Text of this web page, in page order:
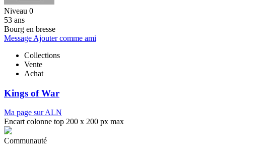
Niveau 0
53 ans
Bourg en bresse
Message Ajouter comme ami
Collections
Vente
Achat
Kings of War
Ma page sur ALN
Encart colonne top 200 x 200 px max
Communauté